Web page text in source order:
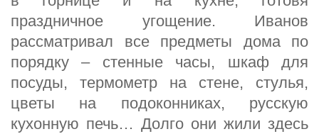
праздничное угощение. Иванов
рассматривал все предметы дома по
порядку – стенные часы, шкаф для
посуды, термометр на стене, стулья,
цветы на подоконниках, русскую
кухонную печь… Долго они жили здесь